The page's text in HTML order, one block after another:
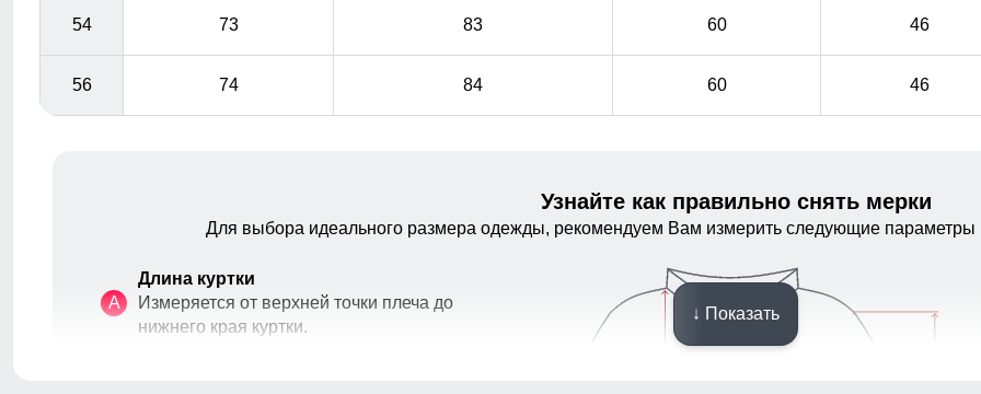
54 73 83 60 46
56 74 84 60 46
Узнайте как правильно снять мерки
Для выбора идеального размера одежды, рекомендуем Вам измерить следующие
A
Длина куртки
Измеряется от верхней точки плеча до
нижнего края куртки.
↓ Показать